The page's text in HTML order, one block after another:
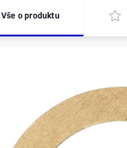
Vše o produktu